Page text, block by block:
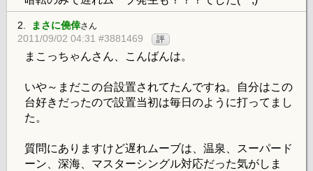
2. まさに僥倖さん
2011/09/02 04:31 #3881469 評
まこっちゃんさん、こんばんは。
いや～まだこの台設置されてたんですね。自分はこの
台好きだったので設置当初は毎日のように打ってまし
た。
質問にありますけど遅れムーブは、温泉、スーパード
ーン、深海、マスターシングル対応だった気がしま